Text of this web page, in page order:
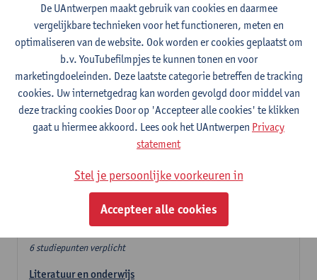
- Optie A : je kiest twee vakdidactieken
- Optie B: je kiest één vakdidactiek en een profilering
In de domeincomponent neem je 60 studiepunten op:
- 1 verplicht algemeen opleidingsonderdeel van 6 studiepunten,
- 24 of 30 studiepunten Nederlands en telkens minimum 6
studiepunten per deeldomein,
- 24 of 30 studiepunten theater- en filmwetenschap.
Verplicht algemeen opleidingsonderdeel
Deze 6 verplichte studiepunten tellen mee in de
domeincomponent van een van de gekozen talen.
Verplicht algemeen opleidingsonderdeel
6 studiepunten verplicht
Literatuur en onderwijs
De UAntwerpen maakt gebruik van cookies en daarmee
vergelijkbare technieken voor het functioneren, meten en
optimaliseren van de website. Ook worden er cookies geplaatst om
b.v. YouTubefilmpjes te kunnen tonen en voor
marketingdoeleinden. Deze laatste categorie betreffen de tracking
cookies. Uw internetgedrag kan worden gevolgd door middel van
deze tracking cookies Door op 'Accepteer alle cookies' te klikken
gaat u hiermee akkoord. Lees ook het UAntwerpen Privacy
statement
Stel je persoonlijke voorkeuren in
Accepteer alle cookies